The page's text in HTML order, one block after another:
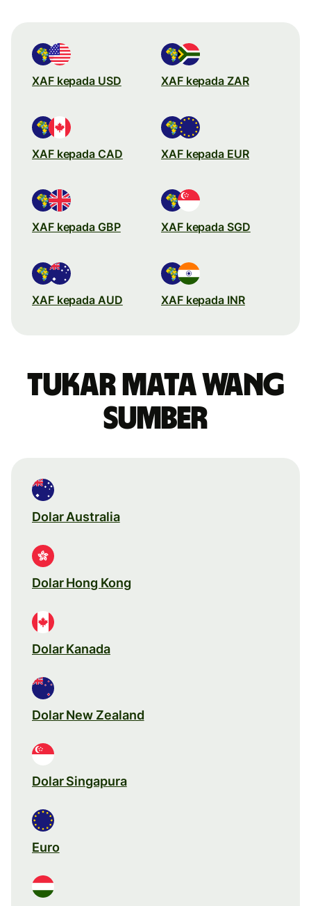
XAF kepada USD XAF kepada ZAR
XAF kepada CAD XAF kepada EUR
XAF kepada GBP XAF kepada SGD
XAF kepada AUD XAF kepada INR
Tukar mata wang
sumber
Dolar Australia
Dolar Hong Kong
Dolar Kanada
Dolar New Zealand
Dolar Singapura
Euro